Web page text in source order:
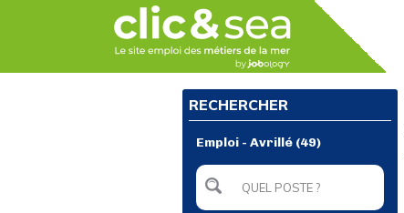
RECHERCHER
Emploi - Avrillé (49)